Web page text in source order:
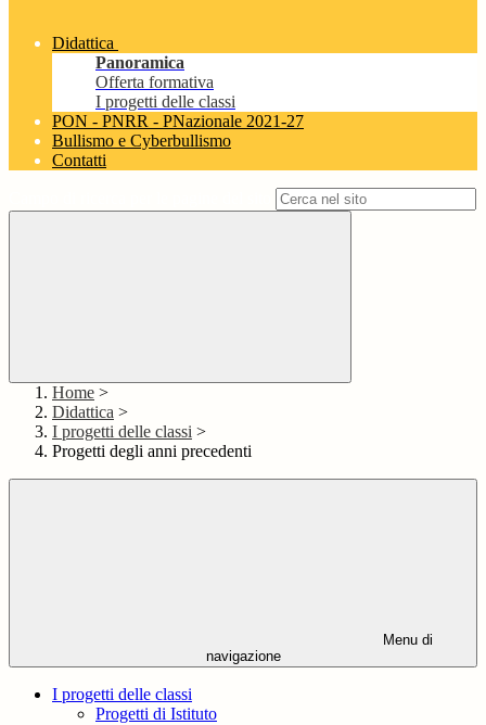
Didattica
Panoramica
Offerta formativa
I progetti delle classi
PON - PNRR - PNazionale 2021-27
Bullismo e Cyberbullismo
Contatti
Home >
Didattica >
I progetti delle classi >
Progetti degli anni precedenti
Menu di
navigazione
I progetti delle classi
Progetti di Istituto